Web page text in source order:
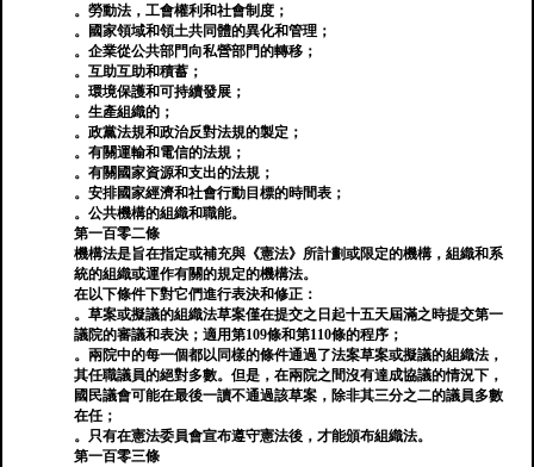
。勞動法，工會權利和社會制度；
。國家領域和領土共同體的異化和管理；
。企業從公共部門向私營部門的轉移；
。互助互助和積蓄；
。環境保護和可持續發展；
。生產組織的；
。政黨法規和政治反對法規的製定；
。有關運輸和電信的法規；
。有關國家資源和支出的法規；
。安排國家經濟和社會行動目標的時間表；
。公共機構的組織和職能。
第一百零二條
機構法是旨在指定或補充與《憲法》所計劃或限定的機構，組織和系
統的組織或運作有關的規定的機構法。
在以下條件下對它們進行表決和修正：
。草案或擬議的組織法草案僅在提交之日起十五天屆滿之時提交第一
議院的審議和表決；適用第109條和第110條的程序；
。兩院中的每一個都以同樣的條件通過了法案草案或擬議的組織法，
其任職議員的絕對多數。但是，在兩院之間沒有達成協議的情況下，
國民議會可能在最後一讀不通過該草案，除非其三分之二的議員多數
在任；
。只有在憲法委員會宣布遵守憲法後，才能頒布組織法。
第一百零三條